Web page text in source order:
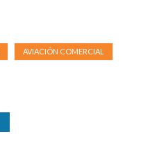
AVIACIÓN COMERCIAL